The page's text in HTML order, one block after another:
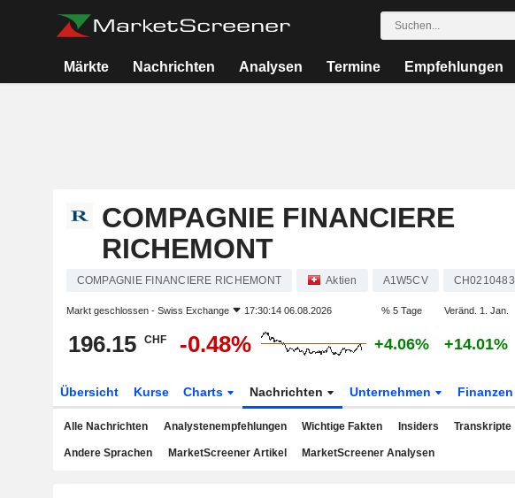
Märkte Nachrichten Analysen Termine Empfehlungen
COMPAGNIE FINANCIERE
RICHEMONT
COMPAGNIE FINANCIERE RICHEMONT Aktien A1W5CV
Markt geschlossen - Swiss Exchange 17:30:14 06.08.2026 % 5 Tage Veränd. 1. Jan.
196.15 CHF -0.48% +4.06% +14.01%
Übersicht Kurse Charts Nachrichten Unternehmen Finanzen
Alle Nachrichten Analystenempfehlungen Wichtige Fakten Insiders Transkripte
Andere Sprachen MarketScreener Artikel MarketScreener Analysen